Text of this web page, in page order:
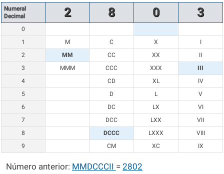
Numeral
Decimal
2 8 0 3
0
1
M C X
I
2
MM CC XX
II
3
MMM CCC XXX
III
4
CD XL
IV
5
D L
V
6
DC LX
VI
7
DCC LXX
VII
8
DCCC LXXX
VIII
9
CM XC IX
Número anterior: MMDCCCII = 2802